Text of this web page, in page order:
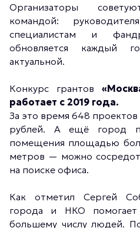
Организаторы
командой:
специалистам и
обновляется каждый
актуальной.
Конкурс грантов
работает с 2019 года.
За это время 648
рублей. А ещё город
помещения площадью
метров — можно
на поиске офиса.
Как отметил Сергей
города и НКО помогает
большему числу людей.